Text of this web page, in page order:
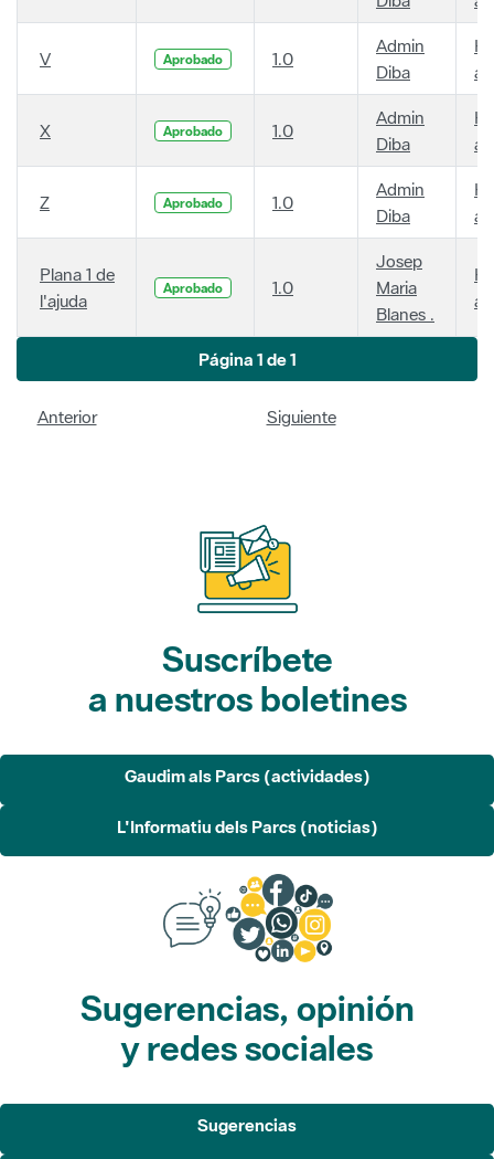
V Aprobado 1.0
Admin
Diba
X Aprobado 1.0
Admin
Diba
Z Aprobado 1.0
Admin
Diba
Plana 1 de
l'ajuda
Aprobado 1.0
Josep
Maria
Blanes .
Página 1 de 1
Anterior Siguiente
Suscríbete
a nuestros boletines
Gaudim als Parcs (actividades)
L'Informatiu dels Parcs (noticias)
Sugerencias, opinión
y redes sociales
Sugerencias